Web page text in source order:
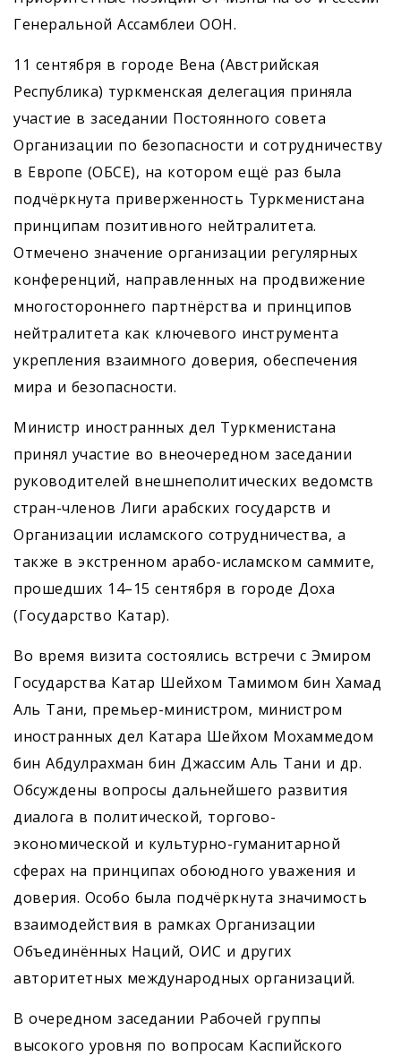
Генеральной Ассамблеи ООН.
11 сентября в городе Вена (Австрийская
Республика) туркменская делегация приняла
участие в заседании Постоянного совета
Организации по безопасности и сотрудничеству
в Европе (ОБСЕ), на котором ещё раз была
подчёркнута приверженность Туркменистана
принципам позитивного нейтралитета.
Отмечено значение организации регулярных
конференций, направленных на продвижение
многостороннего партнёрства и принципов
нейтралитета как ключевого инструмента
укрепления взаимного доверия, обеспечения
мира и безопасности.
Министр иностранных дел Туркменистана
принял участие во вне­очередном заседании
руководителей внешнеполитических ведомств
стран-членов Лиги арабских государств и
Организации исламского сотрудничества, а
также в экстренном арабо-исламском саммите,
прошедших 14–15 сентября в городе Доха
(Государство Катар).
Во время визита состоялись встречи с Эмиром
Государства Катар Шейхом Тамимом бин Хамад
Аль Тани, премьер-министром, министром
иностранных дел Катара Шейхом Мохаммедом
бин Абдулрахман бин Джассим Аль Тани и др.
Обсуждены вопросы дальнейшего развития
диалога в политической, торгово-
экономической и культурно-гуманитарной
сферах на принципах обоюдного уважения и
доверия. Особо была подчёркнута значимость
взаимодействия в рамках Организации
Объединённых Наций, ОИС и других
авторитетных международных организаций.
В очередном заседании Рабочей группы
высокого уровня по вопросам Каспийского